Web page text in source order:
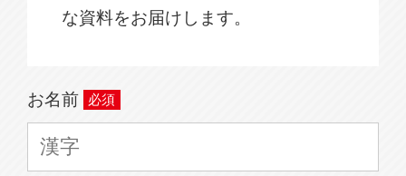
な資料をお届けします。
お名前